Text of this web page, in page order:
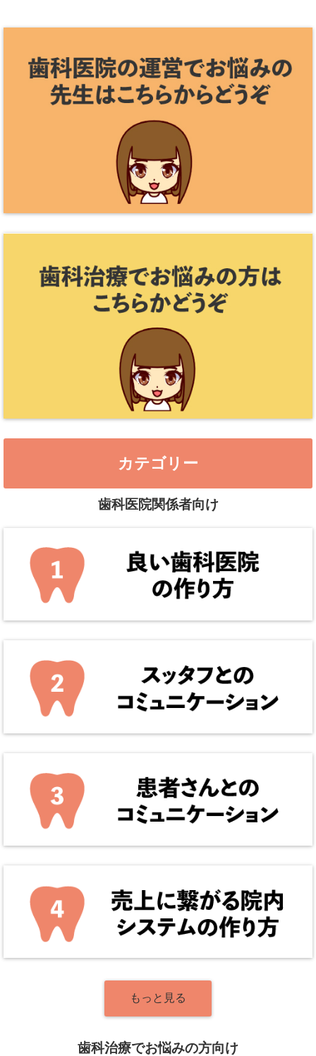
カテゴリー
歯科医院関係者向け
もっと見る
歯科治療でお悩みの方向け